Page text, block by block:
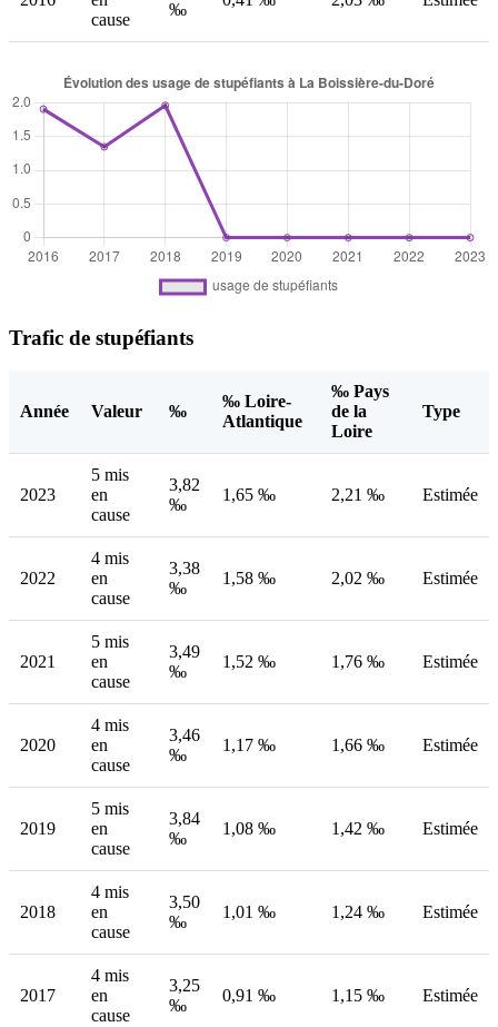
cause
‰
Trafic de stupéfiants
Année Valeur ‰
‰ Loire-
Atlantique
‰ Pays
de la
Loire
Type
2023
5 mis
en
cause
3,82
‰
1,65 ‰ 2,21 ‰ Estimée
2022
4 mis
en
cause
3,38
‰
1,58 ‰ 2,02 ‰ Estimée
2021
5 mis
en
cause
3,49
‰
1,52 ‰ 1,76 ‰ Estimée
2020
4 mis
en
cause
3,46
‰
1,17 ‰ 1,66 ‰ Estimée
2019
5 mis
en
cause
3,84
‰
1,08 ‰ 1,42 ‰ Estimée
2018
4 mis
en
cause
3,50
‰
1,01 ‰ 1,24 ‰ Estimée
2017
4 mis
en
cause
3,25
‰
0,91 ‰ 1,15 ‰ Estimée